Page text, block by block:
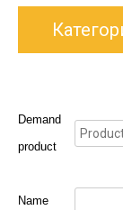
Demand
product
Name